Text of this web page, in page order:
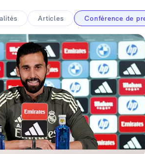
Articles Conférence de